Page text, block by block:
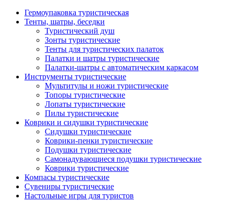
Гермоупаковка туристическая
Тенты, шатры, беседки
Туристический душ
Зонты туристические
Тенты для туристических палаток
Палатки и шатры туристические
Палатки-шатры с автоматическим каркасом
Инструменты туристические
Мультитулы и ножи туристические
Топоры туристические
Лопаты туристические
Пилы туристические
Коврики и сидушки туристические
Сидушки туристические
Коврики-пенки туристические
Подушки туристические
Самонадувающиеся подушки туристические
Коврики туристические
Компасы туристические
Сувениры туристические
Настольные игры для туристов